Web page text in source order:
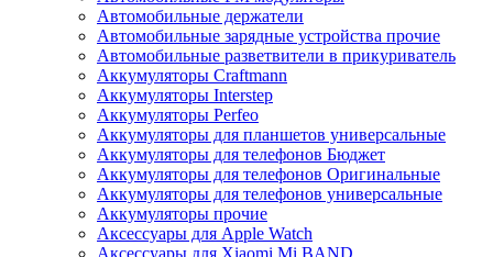
Автомобильные держатели
Автомобильные зарядные устройства прочие
Автомобильные разветвители в прикуриватель
Аккумуляторы Craftmann
Аккумуляторы Interstep
Аккумуляторы Perfeo
Аккумуляторы для планшетов универсальные
Аккумуляторы для телефонов Бюджет
Аккумуляторы для телефонов Оригинальные
Аккумуляторы для телефонов универсальные
Аккумуляторы прочие
Аксессуары для Apple Watch
Аксессуары для Xiaomi Mi BAND